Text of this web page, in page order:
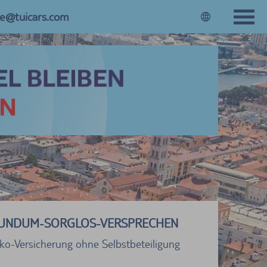
SORGLOS-VERSPRECHEN
Versicherung ohne Selbstbeteiligung